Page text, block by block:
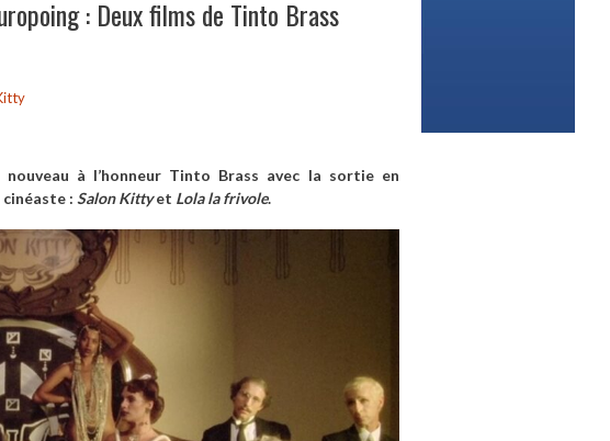
: Deux films de Tinto Brass
à l’honneur Tinto Brass avec la sortie en
: Salon Kittyet Lola la frivole.